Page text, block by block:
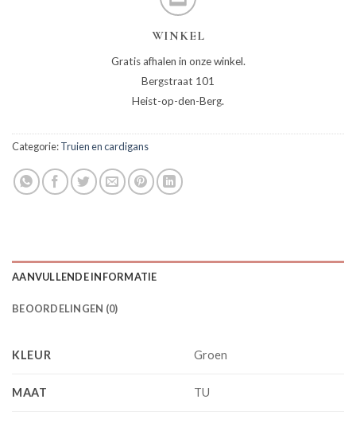
WINKEL
Gratis afhalen in onze winkel.
Bergstraat 101
Heist-op-den-Berg.
Categorie:Truien en cardigans
AANVULLENDE INFORMATIE
BEOORDELINGEN (0)
KLEUR Groen
MAAT TU